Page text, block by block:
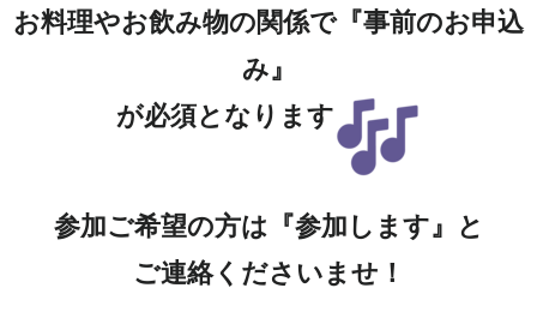
お料理やお飲み物の関係で『事前のお申込
み』
が必須となります
参加ご希望の方は『参加します』と
ご連絡くださいませ！